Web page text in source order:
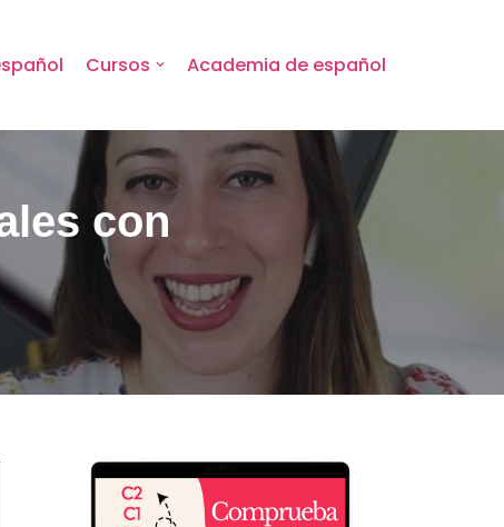
Cursos Academia de español
con